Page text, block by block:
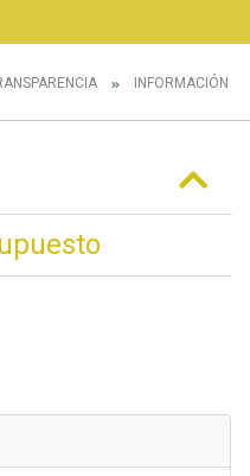
INFORMACIÓN